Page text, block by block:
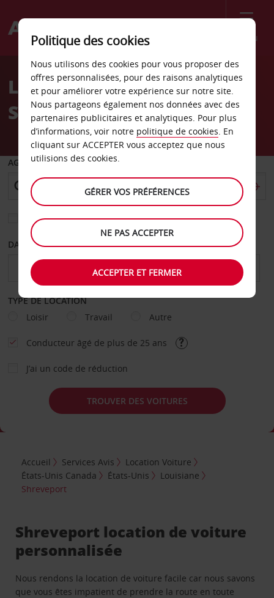
Menu
Welcome
AvisLocation de voiture
Shreveport
AGENCE DE DÉPART
Sélectionnez une autre agence de retour
DATE DE DÉPART DATE DE RETOUR
TYPE DE LOCATION
Loisir
Travail Autre
Conducteur âgé de plus de 25 ans
J’ai un code de réduction
TROUVER DES VOITURES
Accueil Services Avis
Location Voiture
États-Unis Canada
États-Unis
Louisiane
Shreveport
Shreveport location de voiture
personnalisée
Nous rendons la location de voiture facile car nous savons
que vous êtes impatient de prendre la route en toute
Politique des cookies
Nous utilisons des cookies pour vous proposer des
offres personnalisées, pour des raisons analytiques
et pour améliorer votre expérience sur notre site.
Nous partageons également nos données avec des
partenaires publicitaires et analytiques. Pour plus
d’informations, voir notre politique de cookies. En
cliquant sur ACCEPTER vous acceptez que nous
utilisions des cookies.
GÉRER VOS PRÉFÉRENCES
NE PAS ACCEPTER
ACCEPTER ET FERMER